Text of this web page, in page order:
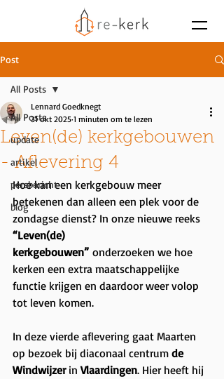
Post
All Posts
update
artikel
persbericht
blog
All Posts
Leven(de) kerkgebouwen
- Aflevering 4
Lennard Goedknegt
31 okt 2025 1 minuten om te lezen
Hoe kan een kerkgebouw meer
betekenen dan alleen een plek voor de
zondagse dienst? In onze nieuwe reeks
“Leven(de)
kerkgebouwen” onderzoeken we hoe
kerken een extra maatschappelijke
functie krijgen en daardoor weer volop
tot leven komen.
In deze vierde aflevering gaat Maarten
op bezoek bij diaconaal centrum de
Windwijzer in Vlaardingen. Hier heeft hij